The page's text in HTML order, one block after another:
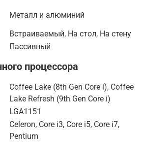
Металл и алюминий
Встраиваемый, На стол, На стену
Пассивный
процессора
Coffee Lake (8th Gen Core i), Coffee
Lake Refresh (9th Gen Core i)
LGA1151
Celeron, Core i3, Core i5, Core i7,
Pentium